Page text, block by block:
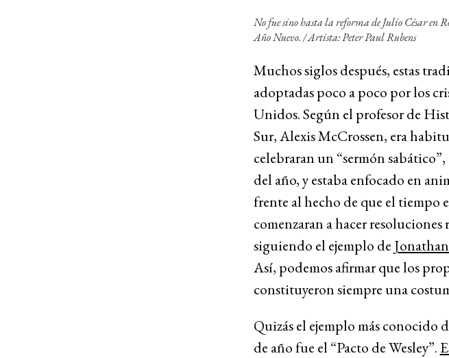
No fue sino hasta la reforma de Julio César en
Año Nuevo. / Artista: Peter Paul Rubens
Muchos siglos después, estas
adoptadas poco a poco por los
Unidos. Según el profesor de
Sur, Alexis McCrossen, era
celebraran un “sermón
del año, y estaba enfocado en
frente al hecho de que el tiempo
comenzaran a hacer
siguiendo el ejemplo de
Así, podemos afirmar que los
constituyeron siempre una
Quizás el ejemplo más
de año fue el “Pacto de Wesley”.